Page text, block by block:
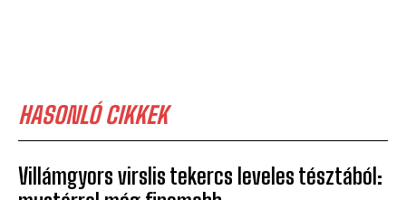
HASONLÓ CIKKEK
Villámgyors virslis tekercs leveles tésztából: